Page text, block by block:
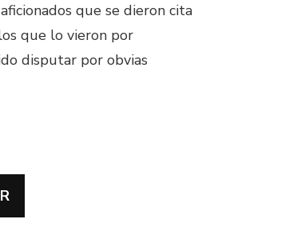
que se dieron cita
que lo vieron por
disputar por obvias